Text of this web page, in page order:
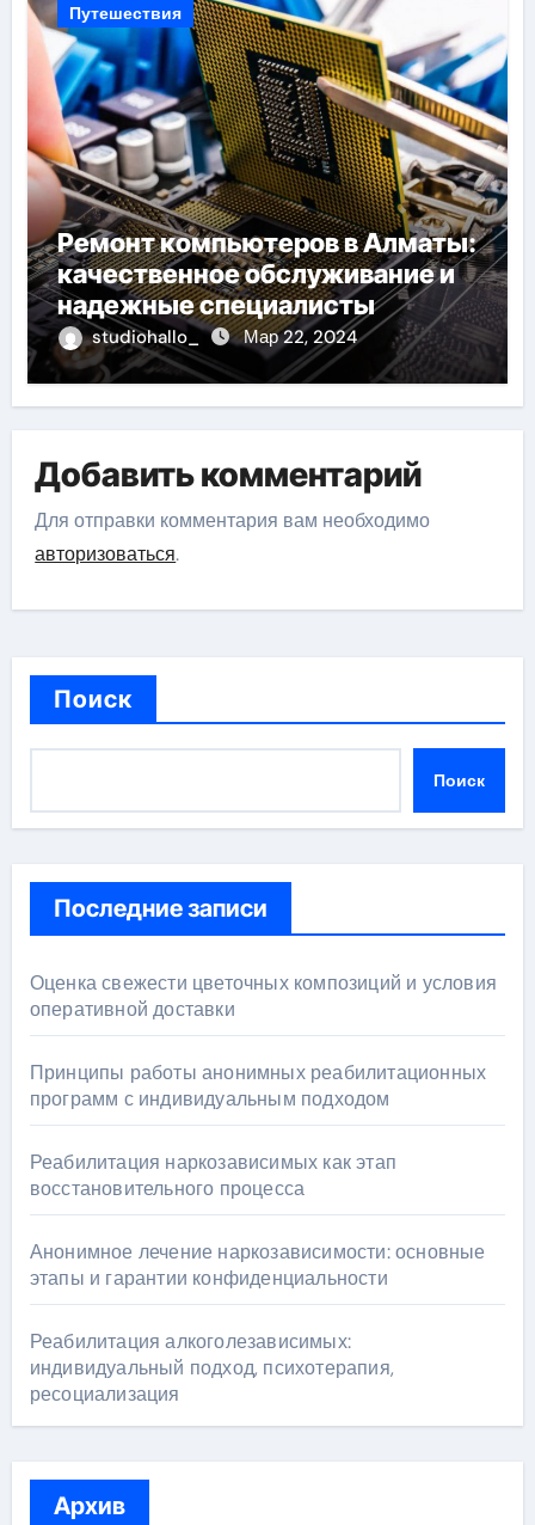
Путешествия
Ремонт компьютеров в Алматы:
качественное обслуживание и
надежные специалисты
studiohallo_ Мар 22, 2024
Добавить комментарий
Для отправки комментария вам необходимо
авторизоваться.
Поиск
Поиск
Последние записи
Оценка свежести цветочных композиций и условия
оперативной доставки
Принципы работы анонимных реабилитационных
программ с индивидуальным подходом
Реабилитация наркозависимых как этап
восстановительного процесса
Анонимное лечение наркозависимости: основные
этапы и гарантии конфиденциальности
Реабилитация алкоголезависимых:
индивидуальный подход, психотерапия,
ресоциализация
Архив